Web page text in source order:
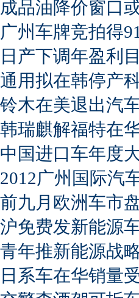
成品油降价窗口
广州车牌竞拍得
日产下调年盈利
通用拟在韩停产
铃木在美退出汽
韩瑞麒解福特在
中国进口车年度
2012广州国际汽
前九月欧洲车市
沪免费发新能源
青年推新能源战
日系车在华销量